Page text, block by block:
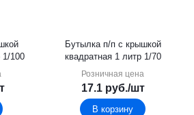
1/100
Бутылка п/п с крышкой
квадратная 1 литр 1/70
Розничная цена
17.1руб./шт
В корзину